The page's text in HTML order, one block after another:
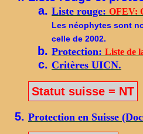
Liste rouge: OFEV:
Les néophytes sont
celle de 2002.
Protection: Liste de
Critères UICN.
Statut suisse = NT
Protection en Suisse